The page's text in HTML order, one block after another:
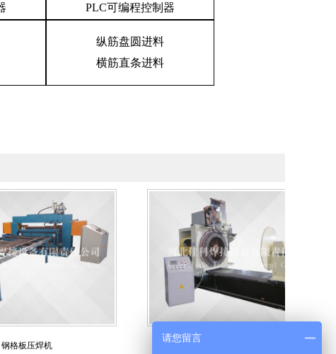
PLC可编程控制器
纵筋盘圆进料
横筋直条进料
焊机 矿山筛网焊机（滤管转焊机）
请您留言